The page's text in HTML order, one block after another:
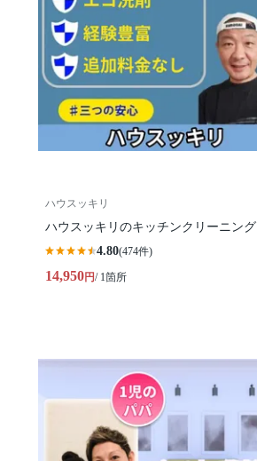
ハウスッキリ
ハウスッキリのキッチンクリーニング
4.80(474件)
14,950円/ 1箇所